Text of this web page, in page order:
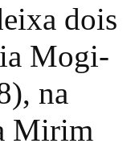
dois
Mogi-
na
Mirim